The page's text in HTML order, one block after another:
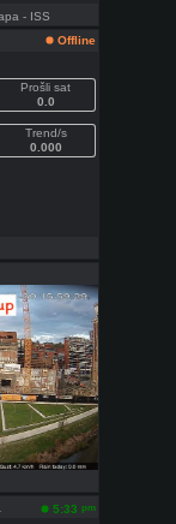
- ISS
Offline
Prošli sat
0.0
Trend/s
0.000
5:33 pm